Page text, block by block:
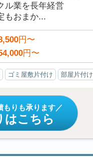
ル業を長年経営
もおまか...
円〜
円〜
ゴミ屋敷片付け 部屋片付け
もりも承ります
はこちら